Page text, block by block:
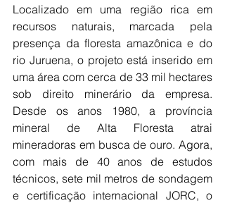
Localizado em uma região rica em
recursos naturais, marcada pela
presença da floresta amazônica e do
rio Juruena, o projeto está inserido em
uma área com cerca de 33 mil hectares
sob direito minerário da empresa.
Desde os anos 1980, a província
mineral de Alta Floresta atrai
mineradoras em busca de ouro. Agora,
com mais de 40 anos de estudos
técnicos, sete mil metros de sondagem
e certificação internacional JORC, o